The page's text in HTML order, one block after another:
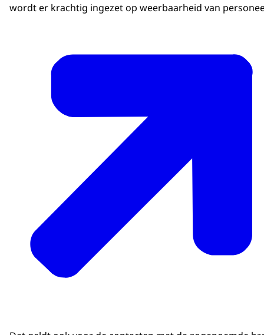
wordt er krachtig ingezet op weerbaarheid van